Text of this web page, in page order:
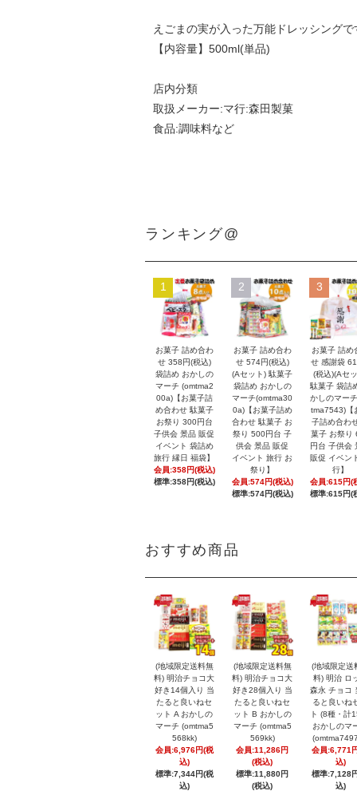
えごまの実が入った万能ドレッシング
【内容量】500ml(単品)
店内分類
取扱メーカー:マ行:森田製菓
食品:調味料など
ランキング@
1
お菓子 詰め合わ
せ 358円(税込)
袋詰め おかしの
マーチ (omtma2
00a)【お菓子詰
め合わせ 駄菓子
お祭り 300円台
子供会 景品 販促
イベント 袋詰め
旅行 縁日 福袋】
会員:358円(税込)
標準:358円(税込)
2
お菓子 詰め合わ
せ 574円(税込)
(Aセット) 駄菓子
袋詰め おかしの
マーチ(omtma30
0a)【お菓子詰め
合わせ 駄菓子 お
祭り 500円台 子
供会 景品 販促
イベント 旅行 お
祭り】
会員:574円(税込)
標準:574円(税込)
3
お菓子 詰め
せ 感謝袋
(税込)(Aセ
駄菓子 袋詰
かしのマー
tma7543)【
子詰め合わ
菓子 お祭り
円台 子供会
販促 イベン
行】
会員:615円(
標準:615円(
おすすめ商品
(地域限定送料無
料) 明治チョコ大
好き14個入り 当
たると良いねセ
ット A おかしの
マーチ (omtma5
568kk)
会員:6,976円(税
込)
標準:7,344円(税
込)
(地域限定送料無
料) 明治チョコ大
好き28個入り 当
たると良いねセ
ット B おかしの
マーチ (omtma5
569kk)
会員:11,286円
(税込)
標準:11,880円
(税込)
(地域限定送
料) 明治 ロ
森永 チョコ
ると良いね
ト (8種・計
おかしのマ
会員:6,771
込)
標準:7,128
込)